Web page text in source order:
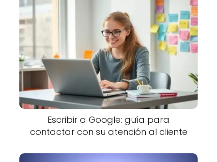
Escribir a Google: guía para
contactar con su atención al cliente